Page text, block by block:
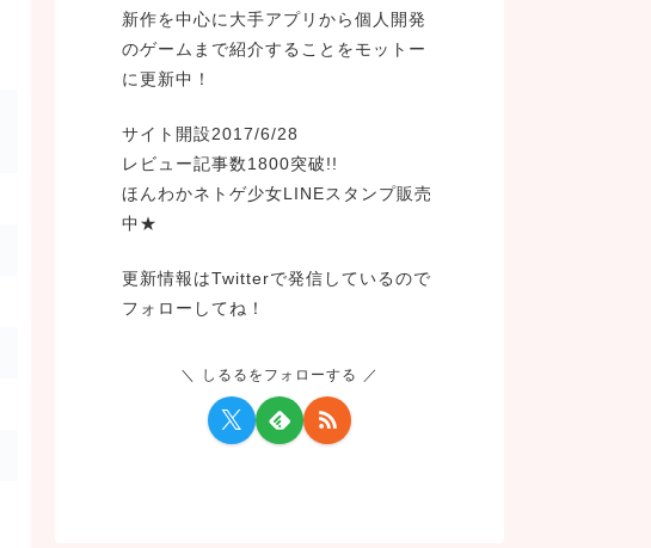
新作を中心に大手アプリから個人開発
のゲームまで紹介することをモットー
に更新中！
サイト開設2017/6/28
レビュー記事数1800突破!!
ほんわかネトゲ少女LINEスタンプ販売
中★
更新情報はTwitterで発信しているので
フォローしてね！
しるるをフォローする